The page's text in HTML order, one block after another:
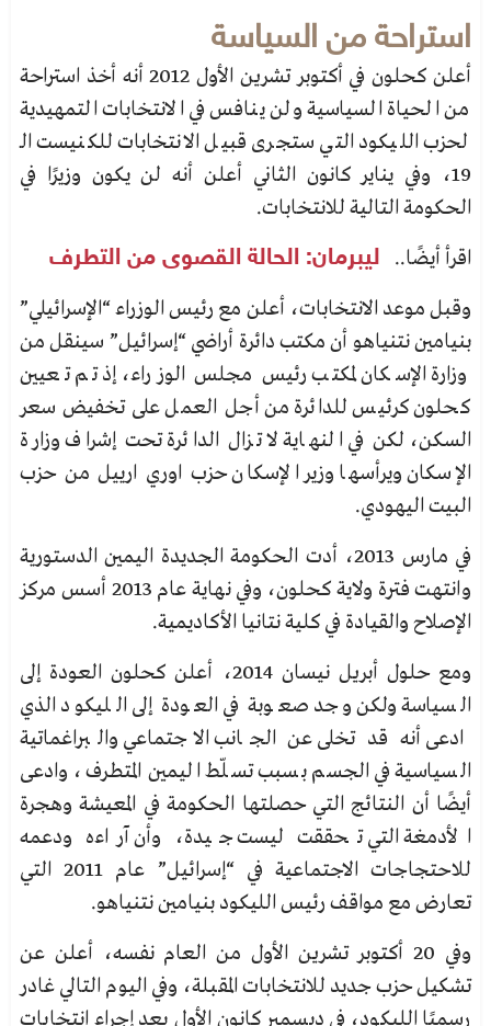
استراحة من السياسة
أعلن كحلون في أكتوبر تشرين الأول 2012 أنه أخذ استراحة
من الحياة السياسية ولن ينافس في الانتخابات التمهيدية
لحزب الليكود التي ستجرى قبيل الانتخابات للكنيست الـ
19، وفي يناير كانون الثاني أعلن أنه لن يكون وزيرًا في
الحكومة التالية للانتخابات.
اقرأ أيضًا..
ليبرمان: الحالة القصوى من التطرف
وقبل موعد الانتخابات، أعلن مع رئيس الوزراء “الإسرائيلي”
بنيامين نتنياهو أن مكتب دائرة أراضي “إسرائيل” سينقل من
وزارة الإسكان لمكتب رئيس مجلس الوزراء، إذ تم تعيين
كحلون كرئيس للدائرة من أجل العمل على تخفيض سعر
السكن، لكن في النهاية لا تزال الدائرة تحت إشراف وزارة
الإسكان ويرأسها وزير الإسكان حزب اوري ارييل من حزب
البيت اليهودي.
في مارس 2013، أدت الحكومة الجديدة اليمين الدستورية
وانتهت فترة ولاية كحلون، وفي نهاية عام 2013 أسس
مركز
الإصلاح والقيادة في كلية نتانيا الأكاديمية.
ومع حلول أبريل نيسان 2014، أعلن كحلون العودة إلى
السياسة ولكن وجد صعوبة في العودة إلى الليكود الذي
ادعى أنه قد تخلى عن الجانب الاجتماعي والبراغماتية
السياسية في الجسم بسبب تسلّط اليمين المتطرف، وادعى
أيضًا أن النتائج التي حصلتها الحكومة في المعيشة وهجرة
الأدمغة التي تحققت ليست جيدة، وأن آراءه ودعمه
للاحتجاجات الاجتماعية في “إسرائيل” عام 2011 التي
تعارض مع مواقف رئيس الليكود بنيامين نتنياهو.
وفي 20 أكتوبر تشرين الأول من العام نفسه، أعلن عن
تشكيل حزب جديد للانتخابات المقبلة، وفي اليوم التالي غادر
رسميًا الليكود، في ديسمبر كانون الأول بعد إجراء انتخابات